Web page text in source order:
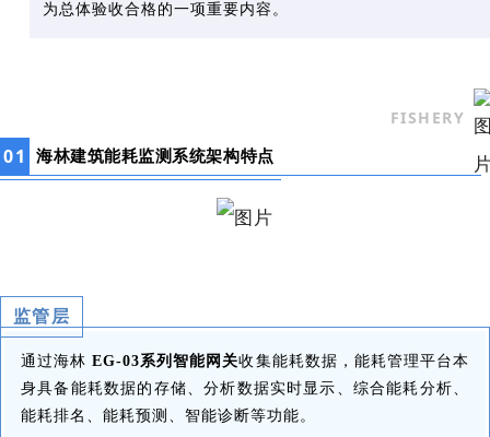
为总体验收合格的一项重要内容。
01 海林建筑能耗监测系统架构特点
FISHERY
监管层
通过海林EG-03系列智能网关收集能耗数据，能耗管理平台本
身具备能耗数据的存储、分析数据实时显示、综合能耗分析、
能耗排名、能耗预测、智能诊断等功能。